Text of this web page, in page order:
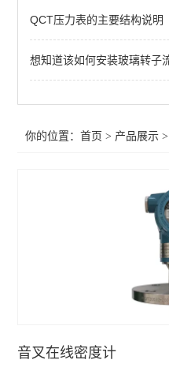
QCT压力表的主要结构说明
想知道该如何安装玻璃转子
你的位置：首页 > 产品展示
音叉在线密度计